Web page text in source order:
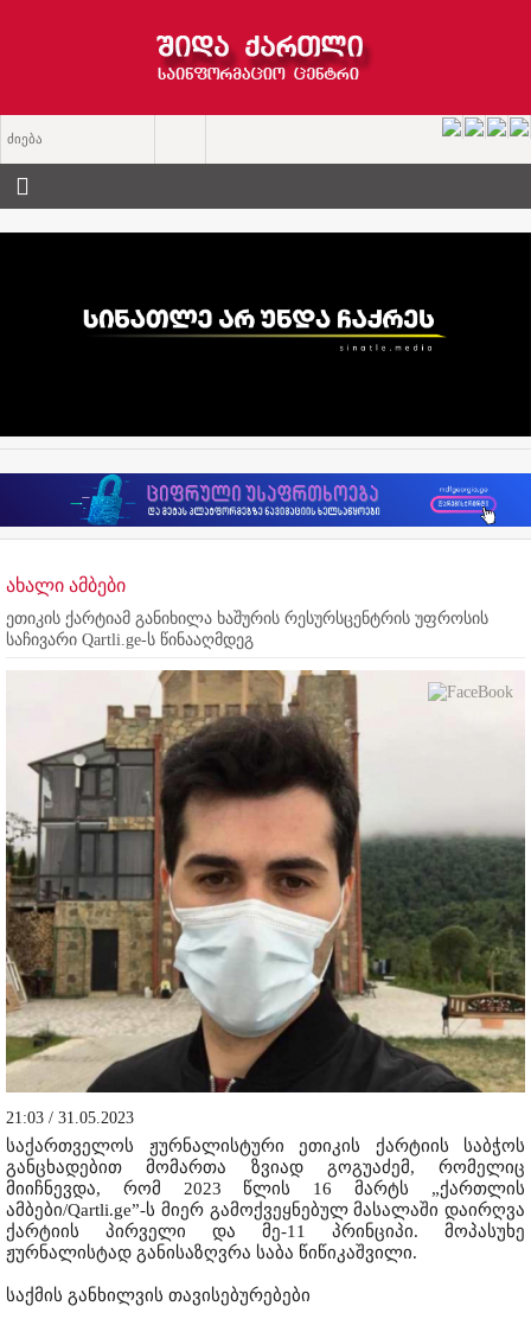
ახალი ამბები
ეთიკის ქარტიამ განიხილა ხაშურის რესურსცენტრის უფროსის
საჩივარი Qartli.ge-ს წინააღმდეგ
21:03 / 31.05.2023
საქართველოს ჟურნალისტური ეთიკის ქარტიის საბჭოს
განცხადებით მომართა ზვიად გოგუაძემ, რომელიც
მიიჩნევდა, რომ 2023 წლის 16 მარტს „ქართლის
ამბები/Qartli.ge”-ს მიერ გამოქვეყნებულ მასალაში დაირღვა
ქარტიის პირველი და მე-11 პრინციპი. მოპასუხე
ჟურნალისტად განისაზღვრა საბა წიწიკაშვილი.
საქმის განხილვის თავისებურებები